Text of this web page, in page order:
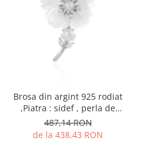
Brosa din argint 925 rodiat
,Piatra : sidef , perla de
laborator si cubic zirconia ,
Culoare : sidef , alb si
transparent ,
487,14 RON
de la 438,43 RON